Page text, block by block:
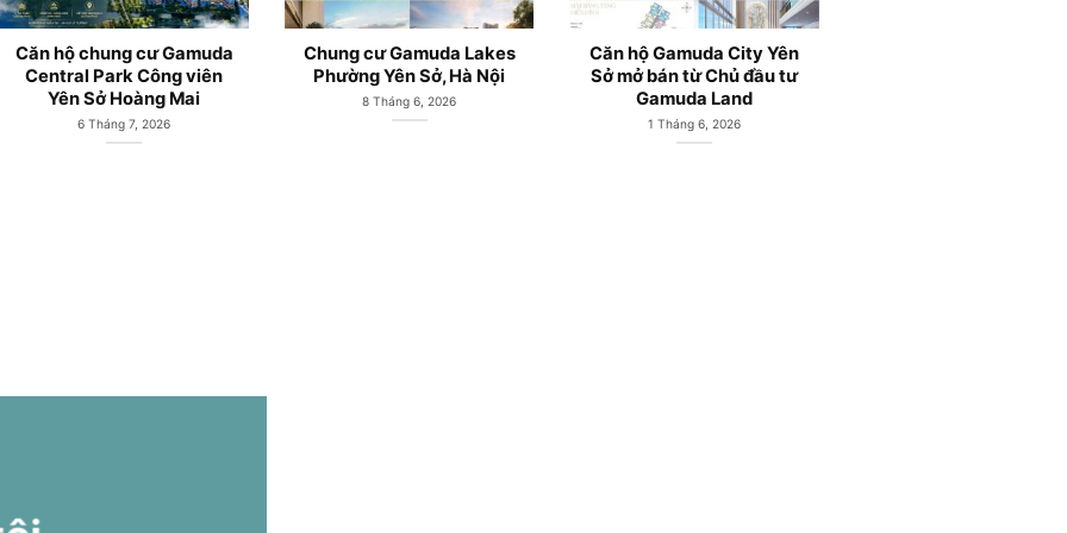
và
Sở
Căn hộ chung cư Gamuda
City Yên Sở mở bán từ
CĐT Gamuda Land
LePARC Gamuda City Yên
Sở mở bán từ Chủ đầu tư
Gamuda Central Park;
Căn hộ chung cư Gamuda
Land Yên Sở Hà Nội